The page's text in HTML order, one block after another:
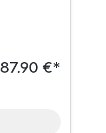
87,90 €*